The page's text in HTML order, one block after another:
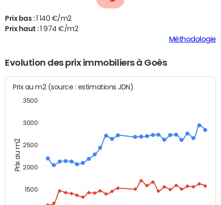
Prix bas :
1 140 €/m2
Prix haut :
1 974 €/m2
Méthodologie
Evolution des prix immobiliers à Goès
Prix au m2
Prix au m2 (source : estimations JDN)
1500
2000
2500
3000
3500